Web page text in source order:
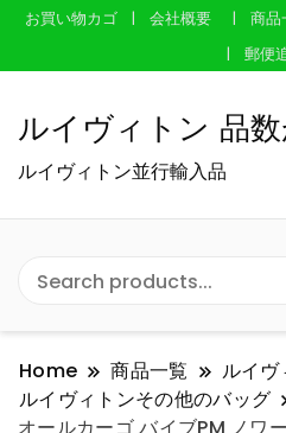
お買い物カゴ 会社概要 商品
郵便
ルイヴィトン 品
ルイヴィトン並行輸入品
Home 商品一覧
ルイヴ
ルイヴィトンその他のバッグ